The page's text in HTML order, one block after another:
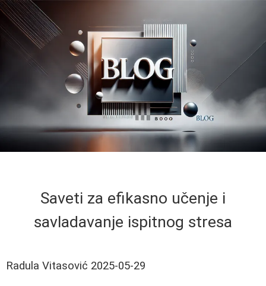
Saveti za efikasno učenje i
savladavanje ispitnog stresa
Radula Vitasović 2025-05-29